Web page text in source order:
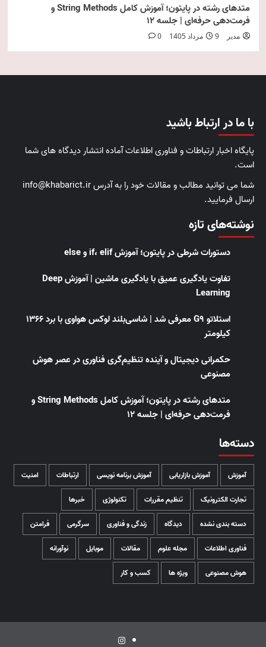
متدهای رشته در پایتون؛ آموزش کامل String Methods و
فرمت‌دهی حرفه‌ای | جلسه ۱۲
مدیر 9 مرداد 1405 0
با ما در ارتباط باشید
پایگاه اخبار ارتباطات و فناوری اطلاعات آماده انتشار دیدگاه های شما
است.
شما می توانید مطالب و مقالات خود را به آدرس info@khabarict.ir
ارسال فرمایید.
نوشته‌های تازه
دستورات شرطی در پایتون؛ آموزش if، elif و else
تفاوت یادگیری عمیق با یادگیری ماشین | آموزش Deep
Learning
استلاتو G9 معرفی شد | شاسی‌بلند لوکس هواوی با برد ۱۳۶۶
کیلومتر
حکمرانی دیجیتال و آینده تنظیم‌گری فناوری در عصر هوش
مصنوعی
متدهای رشته در پایتون؛ آموزش کامل String Methods و
فرمت‌دهی حرفه‌ای | جلسه ۱۲
دسته‌ها
آموزش آموزش بازاریابی آموزش برنامه نویسی ارتباطات امنیت
تجارت الکترونیک تنظیم مقررات تکنولوژی خبرها
دسته بندی نشده دیدگاه زندگی و فناوری سرگرمی فرامتن
فناوری اطلاعات مجله علوم مقالات موبایل نوآورانه
هوش مصنوعی ویژه ها کسب و کار
اینستاگرام